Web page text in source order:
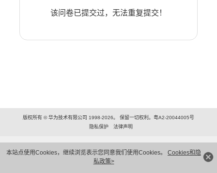
本站点使用Cookies，继续浏览表示您同意我们使用Cookies。 Cookies和隐
私政策>
该问卷已提交过，无法重复提交！
版权所有 © 华为技术有限公司 1998-2026。 保留一切权利。粤A2-20044005号
隐私保护
法律声明